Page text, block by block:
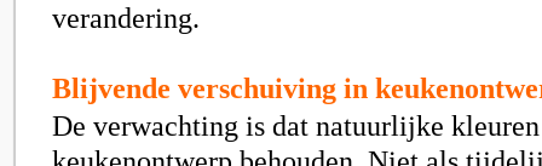
verandering.
Blijvende verschuiving in
De verwachting is dat natuurlijke